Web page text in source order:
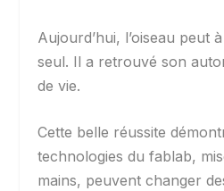
Aujourd’hui, l’oiseau peut
seul. Il a retrouvé son
de vie.
Cette belle réussite
technologies du fablab,
mains, peuvent changer